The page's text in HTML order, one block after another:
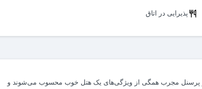
پذیرایی در اتاق
و پرسنل مجرب همگی از ویژگی‌های یک هتل خوب محسوب می‌شوند و